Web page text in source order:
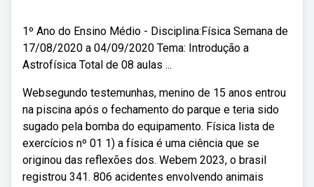
1º Ano do Ensino Médio - Disciplina:Física Semana de
17/08/2020 a 04/09/2020 Tema: Introdução a
Astrofísica Total de 08 aulas ...
Websegundo testemunhas, menino de 15 anos entrou
na piscina após o fechamento do parque e teria sido
sugado pela bomba do equipamento. Física lista de
exercícios nº 01 1) a física é uma ciência que se
originou das reflexões dos. Webem 2023, o brasil
registrou 341. 806 acidentes envolvendo animais